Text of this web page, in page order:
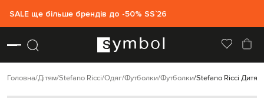
SALE ще більше брендів до -50% SS`26
Головна Дітям Stefano Ricci Одяг Футболки Футболки Stefano Ricci